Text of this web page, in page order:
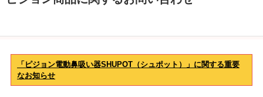
「ピジョン電動鼻吸い器SHUPOT（シュポット）」に関する重要
なお知らせ